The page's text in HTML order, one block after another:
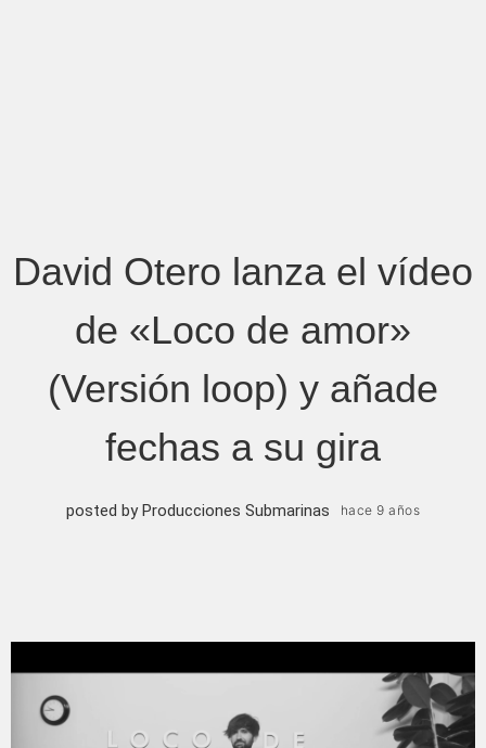
David Otero lanza el vídeo
de «Loco de amor»
(Versión loop) y añade
fechas a su gira
posted by Producciones Submarinas hace 9 años